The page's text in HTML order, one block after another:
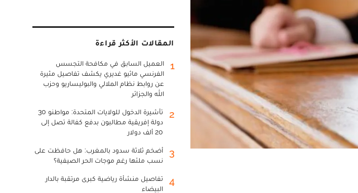
المقالات الأكثر قراءة
1
العميل السابق في مكافحة التجسس
الفرنسي ماثيو غديري يكشف تفاصيل مثيرة
عن روابط نظام الملالي والبوليساريو وحزب
الله والجزائر
2
تأشيرة الدخول للولايات المتحدة: مواطنو 30
دولة إفريقية مطالبون بدفع كفالة تصل إلى
20 ألف دولار
3
أضخم ثلاثة سدود بالمغرب: هل حافظت على
نسب ملئها رغم موجات الحر الصيفية؟
4
تفاصيل منشأة رياضية كبرى مرتقبة بالدار
البيضاء